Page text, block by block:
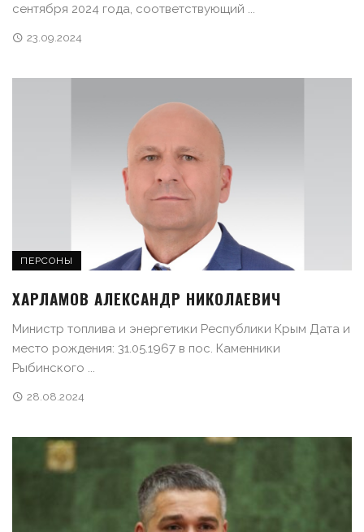
сентября 2024 года, соответствующий ...
23.09.2024
ПЕРСОНЫ
ХАРЛАМОВ АЛЕКСАНДР НИКОЛАЕВИЧ
Министр топлива и энергетики Республики Крым Дата и
место рождения: 31.05.1967 в пос. Каменники
Рыбинского ...
28.08.2024